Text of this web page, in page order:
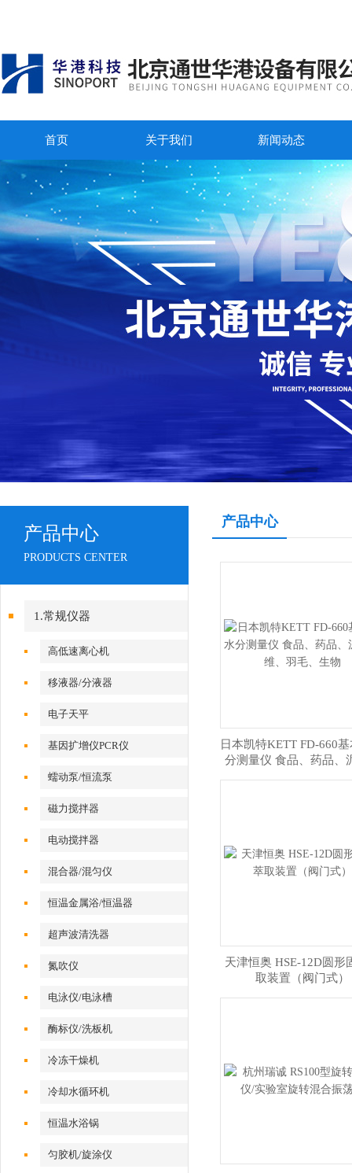
首页 关于我们 新闻动态
产品中心
PRODUCTS CENTER
1.常规仪器
高低速离心机
移液器/分液器
电子天平
基因扩增仪PCR仪
蠕动泵/恒流泵
磁力搅拌器
电动搅拌器
混合器/混匀仪
恒温金属浴/恒温器
超声波清洗器
氮吹仪
电泳仪/电泳槽
酶标仪/洗板机
冷冻干燥机
冷却水循环机
恒温水浴锅
匀胶机/旋涂仪
产品中心
日本凯特KETT FD-660
分测量仪 食品、药品、
天津恒奥 HSE-12D圆形
取装置（阀门式）